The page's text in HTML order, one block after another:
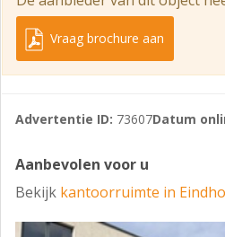
- Ruimtelijk & open
- Groene omgeving
- In het hart van bedrijventerrein
- Gratis parkeren voor u en uw
BESCHIKBARE KANTOORUNITS
- Circa 78 m² kantoorruimte à €
PLACE FOR BIZZ SERVICES
Vraag brochure aan
Advertentie ID: 73607Datum
Aanbevolen voor u
Bekijk kantoorruimte in